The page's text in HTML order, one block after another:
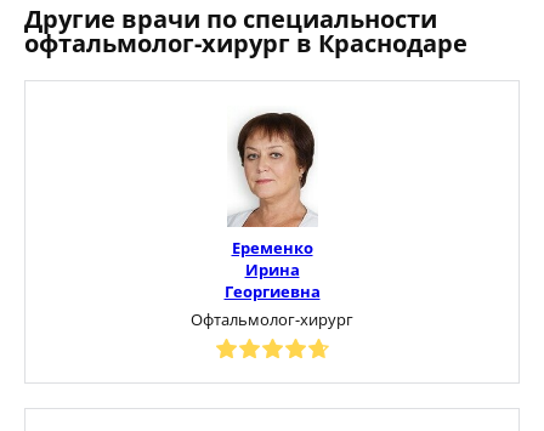
Другие врачи по специальности
офтальмолог-хирург в Краснодаре
Еременко
Ирина
Георгиевна
Офтальмолог-хирург